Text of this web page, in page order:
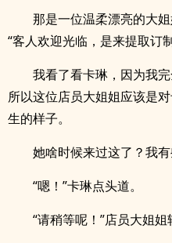
那是一位温柔漂亮的大
“客人欢迎光临，是来提取订
我看了看卡琳，因为我
所以这位店员大姐姐应该是
生的样子。
她啥时候来过这了？我有
“嗯！”卡琳点头道。
“请稍等呢！”店员大姐姐